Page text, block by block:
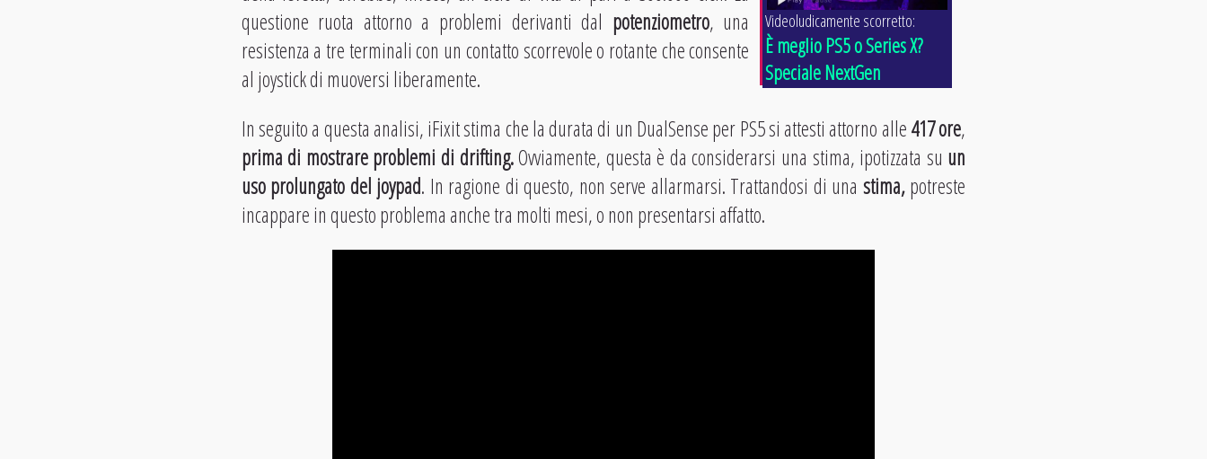
Videoludicamente scorretto:
È meglio PS5 o Series X?
Speciale NextGen
questione ruota attorno a problemi derivanti dal potenziometro, una
resistenza a tre terminali con un contatto scorrevole o rotante che consente
al joystick di muoversi liberamente.
In seguito a questa analisi, iFixit stima che la durata di un DualSense per PS5si attesti attorno alle417 ore,
prima di mostrare problemi di drifting.Ovviamente, questa è da considerarsi una stima, ipotizzata su un
uso prolungato del joypad. In ragione di questo, non serve allarmarsi. Trattandosi di una stima,potreste
incappare in questo problema anche tra molti mesi, o non presentarsi affatto.